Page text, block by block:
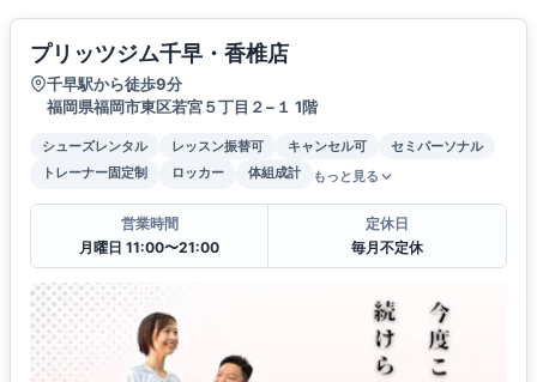
プリッツジム千早・香椎店
千早駅から徒歩9分
福岡県福岡市東区若宮５丁目２−１ 1階
シューズレンタル レッスン振替可 キャンセル可
セミパーソナル
トレーナー固定制
ロッカー 体組成計 もっと見る
営業時間
月曜日 11:00〜21:00
定休日
毎月不定休